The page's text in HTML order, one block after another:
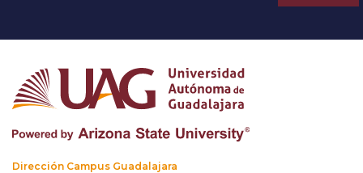
Dirección Campus Guadalajara